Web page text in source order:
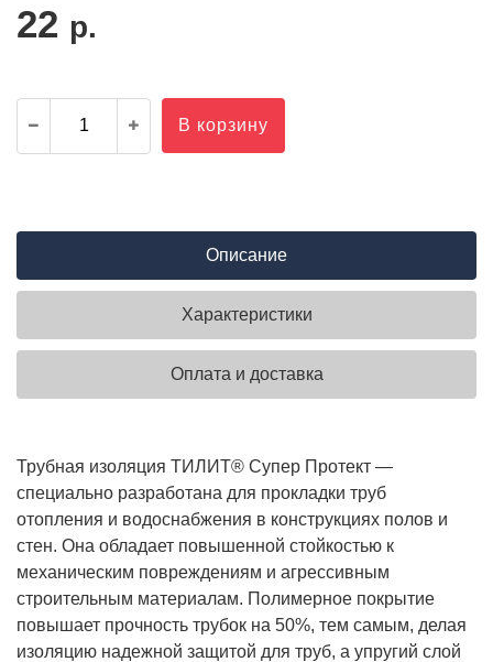
22 р.
В корзину
Описание
Характеристики
Оплата и доставка
Трубная изоляция ТИЛИТ® Супер Протект —
специально разработана для прокладки труб
отопления и водоснабжения в конструкциях полов и
стен. Она обладает повышенной стойкостью к
механическим повреждениям и агрессивным
строительным материалам. Полимерное покрытие
повышает прочность трубок на 50%, тем самым, делая
изоляцию надежной защитой для труб, а упругий слой